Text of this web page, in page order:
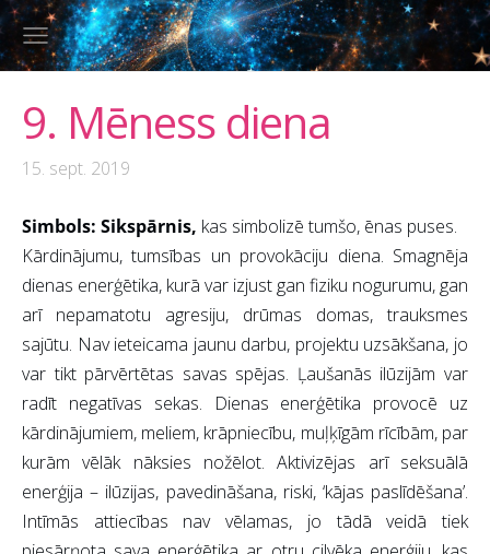
9. Mēness diena
15. sept. 2019
Simbols: Sikspārnis, kas simbolizē tumšo, ēnas puses.
Kārdinājumu, tumsības un provokāciju diena. Smagnēja
dienas enerģētika, kurā var izjust gan fiziku nogurumu, gan
arī nepamatotu agresiju, drūmas domas, trauksmes
sajūtu. Nav ieteicama jaunu darbu, projektu uzsākšana, jo
var tikt pārvērtētas savas spējas. Ļaušanās ilūzijām var
radīt negatīvas sekas. Dienas enerģētika provocē uz
kārdinājumiem, meliem, krāpniecību, muļķīgām rīcībām, par
kurām vēlāk nāksies nožēlot. Aktivizējas arī seksuālā
enerģija – ilūzijas, pavedināšana, riski, ‘kājas paslīdēšana’.
Intīmās attiecības nav vēlamas, jo tādā veidā tiek